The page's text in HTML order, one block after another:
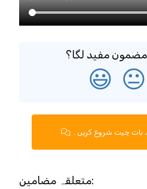
مضمون مفید لگا؟
😃 😐
بات چیت شروع کریں۔
متعلقہ مضامین: